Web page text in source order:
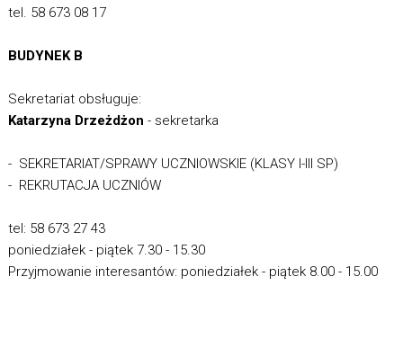
tel. 58 673 08 17
BUDYNEK B
Sekretariat obsługuje:
Katarzyna Drzeżdżon - sekretarka
- SEKRETARIAT/SPRAWY UCZNIOWSKIE (KLASY I-III SP)
- REKRUTACJA UCZNIÓW
tel: 58 673 27 43
poniedziałek - piątek 7.30 - 15.30
Przyjmowanie interesantów: poniedziałek - piątek 8.00 - 15.00